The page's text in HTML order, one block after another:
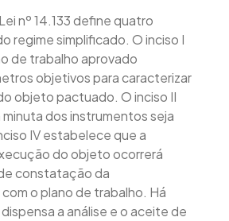
nº 14.133 define quatro
regime simplificado. O inciso I
de trabalho aprovado
objetivos para caracterizar
objeto pactuado. O inciso II
dos instrumentos seja
IV estabelece que a
do objeto ocorrerá
constatação da
o plano de trabalho. Há
a análise e o aceite de